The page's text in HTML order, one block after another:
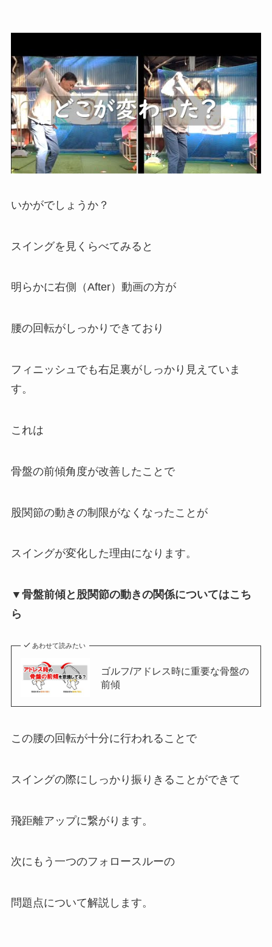
いかがでしょうか？
スイングを見くらべてみると
明らかに右側（After）動画の方が
腰の回転がしっかりできており
フィニッシュでも右足裏がしっかり見えていま
す。
これは
骨盤の前傾角度が改善したことで
股関節の動きの制限がなくなったことが
スイングが変化した理由になります。
▼骨盤前傾と股関節の動きの関係についてはこち
ら
あわせて読みたい
ゴルフ/アドレス時に重要な骨盤の
前傾
この腰の回転が十分に行われることで
スイングの際にしっかり振りきることができて
飛距離アップに繋がります。
次にもう一つのフォロースルーの
問題点について解説します。